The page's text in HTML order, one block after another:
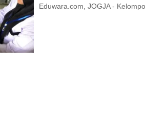
Eduwara.com, JOGJA -